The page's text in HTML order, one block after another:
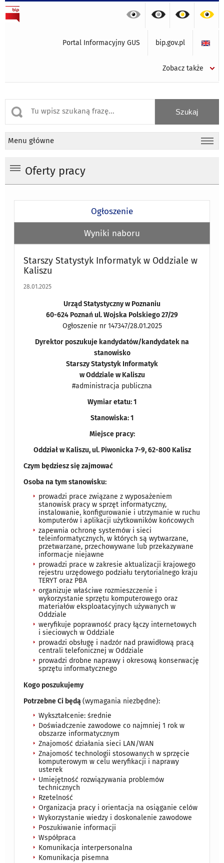
Portal Informacyjny GUS bip.gov.pl
Zobacz także
Menu główne
Oferty pracy
Ogłoszenie
Wyniki naboru
Starszy Statystyk Informatyk w Oddziale w
Kaliszu
28.01.2025
Urząd Statystyczny w Poznaniu
60-624 Poznań ul. Wojska Polskiego 27/29
Ogłoszenie nr 147347/28.01.2025
Dyrektor poszukuje kandydatów/kandydatek na
stanowisko
Starszy Statystyk Informatyk
w Oddziale w Kaliszu
#administracja publiczna
Wymiar etatu: 1
Stanowiska: 1
Miejsce pracy:
Oddział w Kaliszu, ul. Piwonicka 7-9, 62-800 Kalisz
Czym będziesz się zajmować
Osoba na tym stanowisku:
prowadzi prace związane z wyposażeniem
stanowisk pracy w sprzęt informatyczny,
instalowanie, konfigurowanie i utrzymanie w ruchu
komputerów i aplikacji użytkowników końcowych
zapewnia ochronę systemów i sieci
teleinformatycznych, w których są wytwarzane,
przetwarzane, przechowywane lub przekazywane
informacje niejawne
prowadzi prace w zakresie aktualizacji krajowego
rejestru urzędowego podziału terytorialnego kraju
TERYT oraz PBA
organizuje właściwe rozmieszczenie i
wykorzystanie sprzętu komputerowego oraz
materiałów eksploatacyjnych używanych w
Oddziale
weryfikuje poprawność pracy łączy internetowych
i sieciowych w Oddziale
prowadzi obsługę i nadzór nad prawidłową pracą
centrali telefonicznej w Oddziale
prowadzi drobne naprawy i okresową konserwację
sprzętu informatycznego
Kogo poszukujemy
Potrzebne Ci będą(wymagania niezbędne):
Wykształcenie: średnie
Doświadczenie zawodowe co najmniej 1 rok w
obszarze informatycznym
Znajomość działania sieci LAN/WAN
Znajomość technologii stosowanych w sprzęcie
komputerowym w celu weryfikacji i naprawy
usterek
Umiejętność rozwiązywania problemów
technicznych
Rzetelność
Organizacja pracy i orientacja na osiąganie celów
Wykorzystanie wiedzy i doskonalenie zawodowe
Poszukiwanie informacji
Współpraca
Komunikacja interpersonalna
Komunikacja pisemna